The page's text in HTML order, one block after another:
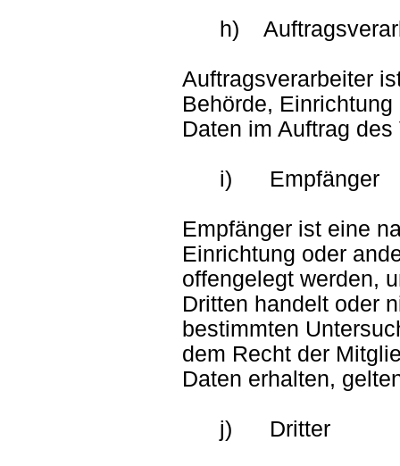
h)
Auftragsverarbeiter
Behörde,
Daten im Auftrag
i) Empfänger
Empfänger ist eine
Einrichtung oder
offengelegt werden,
Dritten handelt oder
bestimmten
dem Recht der
Daten erhalten,
j) Dritter